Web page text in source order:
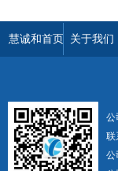
慧诚和首页 关于我们
公
联